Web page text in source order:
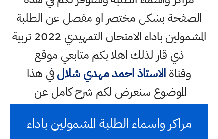
الصفحة بشكل مختصر او مفصل عن الطلبة
المشمولين باداء الامتحان التمهيدي 2022 تربية
ذي قار لذلك اهلا بكم متابعي موقع
وقناةالاستاذ احمد مهدي شلالفي هذا
الموضوع سنعرض لكم شرح كامل عن
مراكز واسماء الطلبة المشمولين باداء